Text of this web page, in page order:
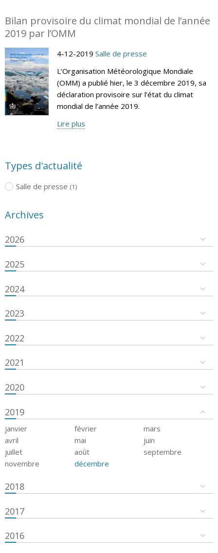
Bilan provisoire du climat mondial de l’année
2019 par l’OMM
4-12-2019 Salle de presse
L’Organisation Météorologique Mondiale
(OMM) a publié hier, le 3 décembre 2019, sa
déclaration provisoire sur l’état du climat
mondial de l’année 2019.
Lire plus
Types d'actualité
Salle de presse (1)
Archives
2026
2025
2024
2023
2022
2021
2020
2019
janvier février
mars
avril
mai
juin
juillet
août
septembre
novembre
décembre
2018
2017
2016